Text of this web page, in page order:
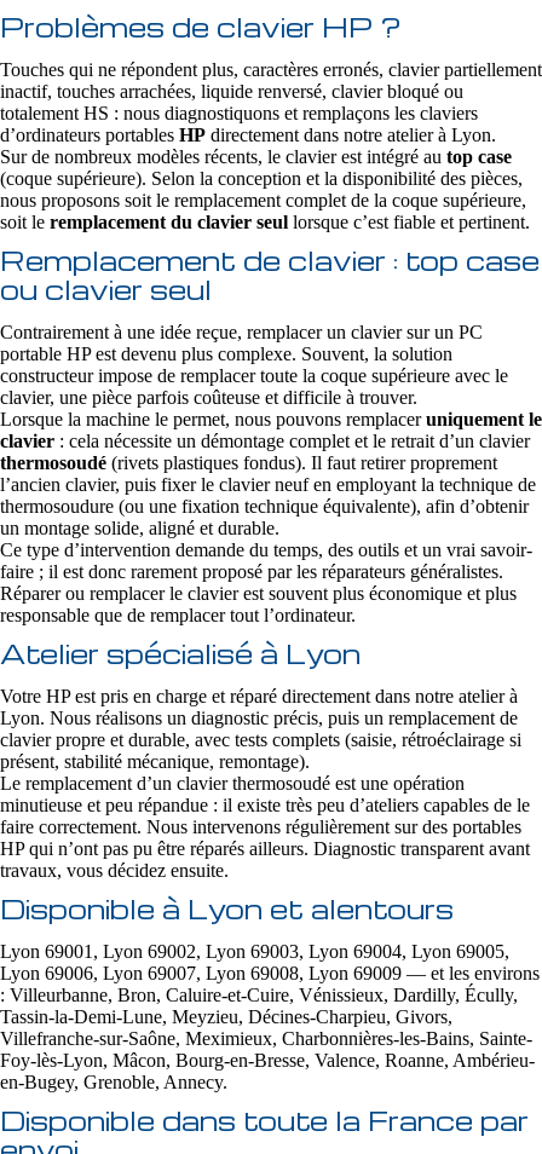
Problèmes de clavier HP ?
Touches qui ne répondent plus, caractères erronés, clavier partiellement
inactif, touches arrachées, liquide renversé, clavier bloqué ou
totalement HS : nous diagnostiquons et remplaçons les claviers
d’ordinateurs portables HP directement dans notre atelier à Lyon.
Sur de nombreux modèles récents, le clavier est intégré au top case
(coque supérieure). Selon la conception et la disponibilité des pièces,
nous proposons soit le remplacement complet de la coque supérieure,
soit le remplacement du clavier seul lorsque c’est fiable et pertinent.
Remplacement de clavier : top case
ou clavier seul
Contrairement à une idée reçue, remplacer un clavier sur un PC
portable HP est devenu plus complexe. Souvent, la solution
constructeur impose de remplacer toute la coque supérieure avec le
clavier, une pièce parfois coûteuse et difficile à trouver.
Lorsque la machine le permet, nous pouvons remplaceruniquement le
clavier : cela nécessite un démontage complet et le retrait d’un clavier
thermosoudé (rivets plastiques fondus). Il faut retirer proprement
l’ancien clavier, puis fixer le clavier neuf en employant la technique de
thermosoudure (ou une fixation technique équivalente), afin d’obtenir
un montage solide, aligné et durable.
Ce type d’intervention demande du temps, des outils et un vrai savoir-
faire ; il est donc rarement proposé par les réparateurs généralistes.
Réparer ou remplacer le clavier est souvent plus économique et plus
responsable que de remplacer tout l’ordinateur.
Atelier spécialisé à Lyon
Votre HP est pris en charge et réparé directement dans notre atelier à
Lyon. Nous réalisons un diagnostic précis, puis un remplacement de
clavier propre et durable, avec tests complets (saisie, rétroéclairage si
présent, stabilité mécanique, remontage).
Le remplacement d’un clavier thermosoudé est une opération
minutieuse et peu répandue : il existe très peu d’ateliers capables de le
faire correctement. Nous intervenons régulièrement sur des portables
HP qui n’ont pas pu être réparés ailleurs. Diagnostic transparent avant
travaux, vous décidez ensuite.
Disponible à Lyon et alentours
Lyon 69001, Lyon 69002, Lyon 69003, Lyon 69004, Lyon 69005,
Lyon 69006, Lyon 69007, Lyon 69008, Lyon 69009 — et les environs
: Villeurbanne, Bron, Caluire-et-Cuire, Vénissieux, Dardilly, Écully,
Tassin-la-Demi-Lune, Meyzieu, Décines-Charpieu, Givors,
Villefranche-sur-Saône, Meximieux, Charbonnières-les-Bains, Sainte-
Foy-lès-Lyon, Mâcon, Bourg-en-Bresse, Valence, Roanne, Ambérieu-
en-Bugey, Grenoble, Annecy.
Disponible dans toute la France par